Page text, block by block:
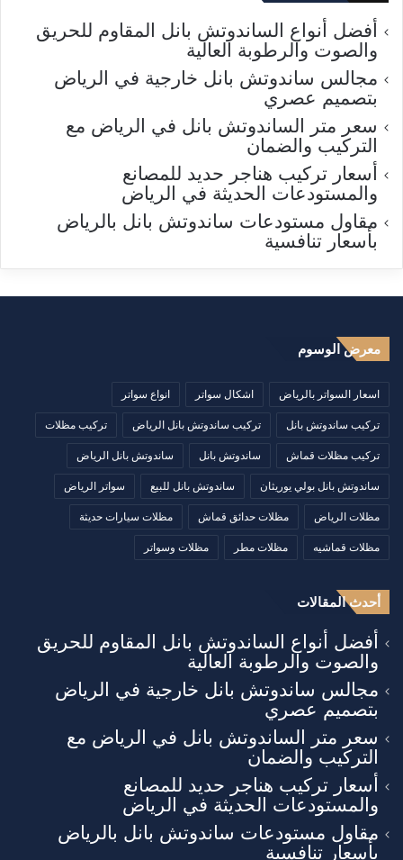
أفضل أنواع الساندوتش بانل المقاوم للحريق
والصوت والرطوبة العالية
مجالس ساندوتش بانل خارجية في الرياض
بتصميم عصري
سعر متر الساندوتش بانل في الرياض مع
التركيب والضمان
أسعار تركيب هناجر حديد للمصانع
والمستودعات الحديثة في الرياض
مقاول مستودعات ساندوتش بانل بالرياض
بأسعار تنافسية
معرض الوسوم
اسعار السواتر بالرياض اشكال سواتر انواع سواتر
تركيب ساندوتش بانل تركيب ساندوتش بانل الرياض تركيب مظلات
تركيب مظلات قماش ساندوتش بانل ساندوتش بانل الرياض
ساندوتش بانل بولي يوريثان ساندوتش بانل للبيع سواتر الرياض
مظلات الرياض مظلات حدائق قماش مظلات سيارات حديثة
مظلات قماشيه مظلات مطر مظلات وسواتر
أحدث المقالات
أفضل أنواع الساندوتش بانل المقاوم للحريق
والصوت والرطوبة العالية
مجالس ساندوتش بانل خارجية في الرياض
بتصميم عصري
سعر متر الساندوتش بانل في الرياض مع
التركيب والضمان
أسعار تركيب هناجر حديد للمصانع
والمستودعات الحديثة في الرياض
مقاول مستودعات ساندوتش بانل بالرياض
بأسعار تنافسية